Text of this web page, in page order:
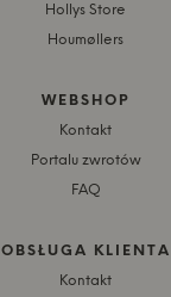
Hollys Store
Houmøllers
WEBSHOP
Kontakt
Portalu zwrotów
FAQ
OBSŁUGA KLIENTA
Kontakt